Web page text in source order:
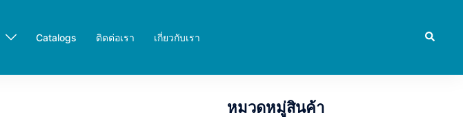
Catalogs ติดต่อเรา เกี่ยวกับเรา Search
หมวดหมู่สินค้า